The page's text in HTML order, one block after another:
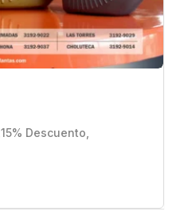
,15% Descuento